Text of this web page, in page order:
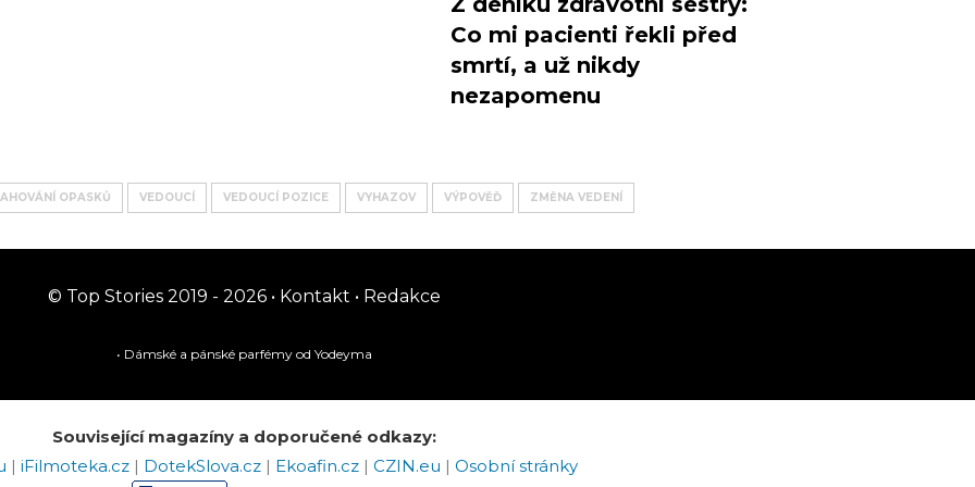
Co mi pacienti řekli před
smrtí, a už nikdy
nezapomenu
OPASKŮ VEDOUCÍ VEDOUCÍ POZICE VYHAZOV VÝPOVĚĎ ZMĚNA VEDENÍ
© Top Stories 2019 - 2026 •Kontakt •Redakce
• Dámské a pánské parfémyod Yodeyma
Související magazíny a doporučené odkazy:
| iFilmoteka.cz | DotekSlova.cz | Ekoafin.cz | CZIN.eu | Osobní stránky